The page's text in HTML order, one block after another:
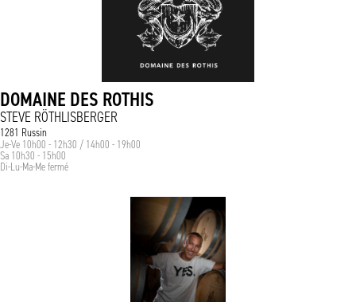
DOMAINE DES ROTHIS
STEVE RÖTHLISBERGER
1281 Russin
Je-Ve 10h00 - 12h30 / 14h00 - 19h00
Sa 10h30 - 15h00
Di-Lu-Ma-Me fermé